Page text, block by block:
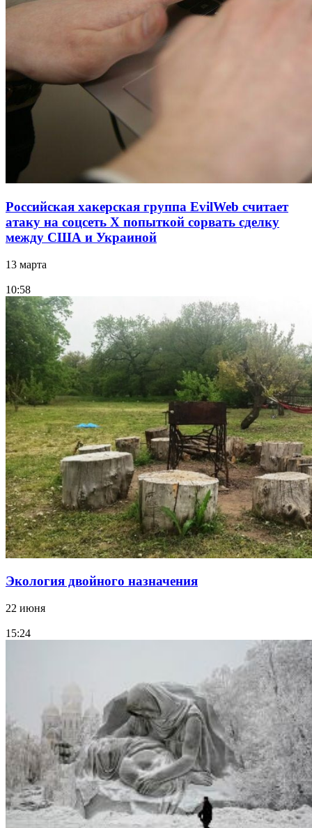
Российская хакерская группа EvilWeb считает
атаку на соцсеть Х попыткой сорвать сделку
между США и Украиной
13 марта
10:58
Экология двойного назначения
22 июня
15:24